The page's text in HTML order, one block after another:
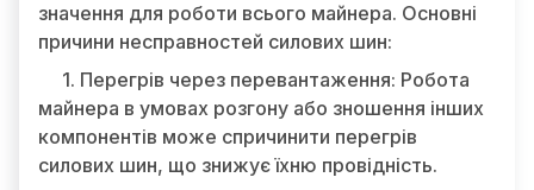
значення для роботи всього майнера. Основні
причини несправностей силових шин:
1. Перегрів через перевантаження: Робота
майнера в умовах розгону або зношення інших
компонентів може спричинити перегрів
силових шин, що знижує їхню провідність.